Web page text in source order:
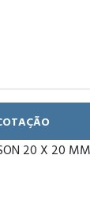
20 X 20